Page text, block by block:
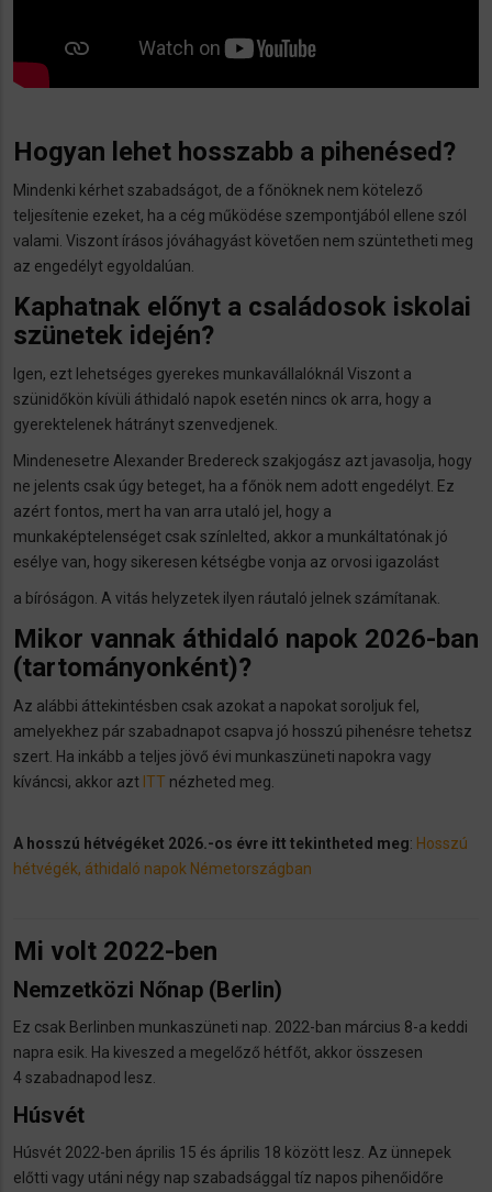
Hogyan lehet hosszabb a pihenésed?
Mindenki kérhet szabadságot, de a főnöknek nem kötelező
teljesítenie ezeket, ha a cég működése szempontjából ellene szól
valami. Viszont írásos jóváhagyást követően nem szüntetheti meg
az engedélyt egyoldalúan.
Kaphatnak előnyt a családosok iskolai
szünetek idején?
Igen, ezt lehetséges gyerekes munkavállalóknál Viszont a
szünidőkön kívüli áthidaló napok esetén nincs ok arra, hogy a
gyerektelenek hátrányt szenvedjenek.
Mindenesetre Alexander Bredereck szakjogász azt javasolja, hogy
ne jelents csak úgy beteget, ha a főnök nem adott engedélyt. Ez
azért fontos, mert ha van arra utaló jel, hogy a
munkaképtelenséget csak színlelted, akkor a munkáltatónak jó
esélye van, hogy sikeresen kétségbe vonja az orvosi igazolást
a bíróságon. A vitás helyzetek ilyen ráutaló jelnek számítanak.
Mikor vannak áthidaló napok 2026-ban
(tartományonként)?
Az alábbi áttekintésben csak azokat a napokat soroljuk fel,
amelyekhez pár szabadnapot csapva jó hosszú pihenésre tehetsz
szert. Ha inkább a teljes jövő évi munkaszüneti napokra vagy
kíváncsi, akkor azt ITT nézheted meg.
A hosszú hétvégéket 2026.-os évre itt tekintheted meg: Hosszú
hétvégék, áthidaló napok Németországban
Mi volt 2022-ben
Nemzetközi Nőnap (Berlin)
Ez csak Berlinben munkaszüneti nap. 2022-ban március 8-a keddi
napra esik. Ha kiveszed a megelőző hétfőt, akkor összesen
4 szabadnapod lesz.
Húsvét
Húsvét 2022-ben április 15 és április 18 között lesz. Az ünnepek
előtti vagy utáni négy nap szabadsággal tíz napos pihenőidőre